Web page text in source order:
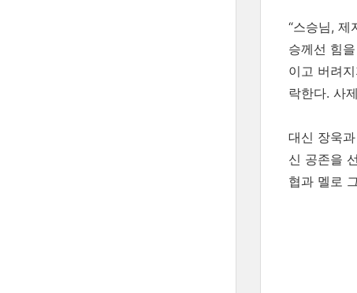
“스승님,
승께선 힘
이고 버려
락한다. 사
대신 장욱
신 공존을
협과 멜로